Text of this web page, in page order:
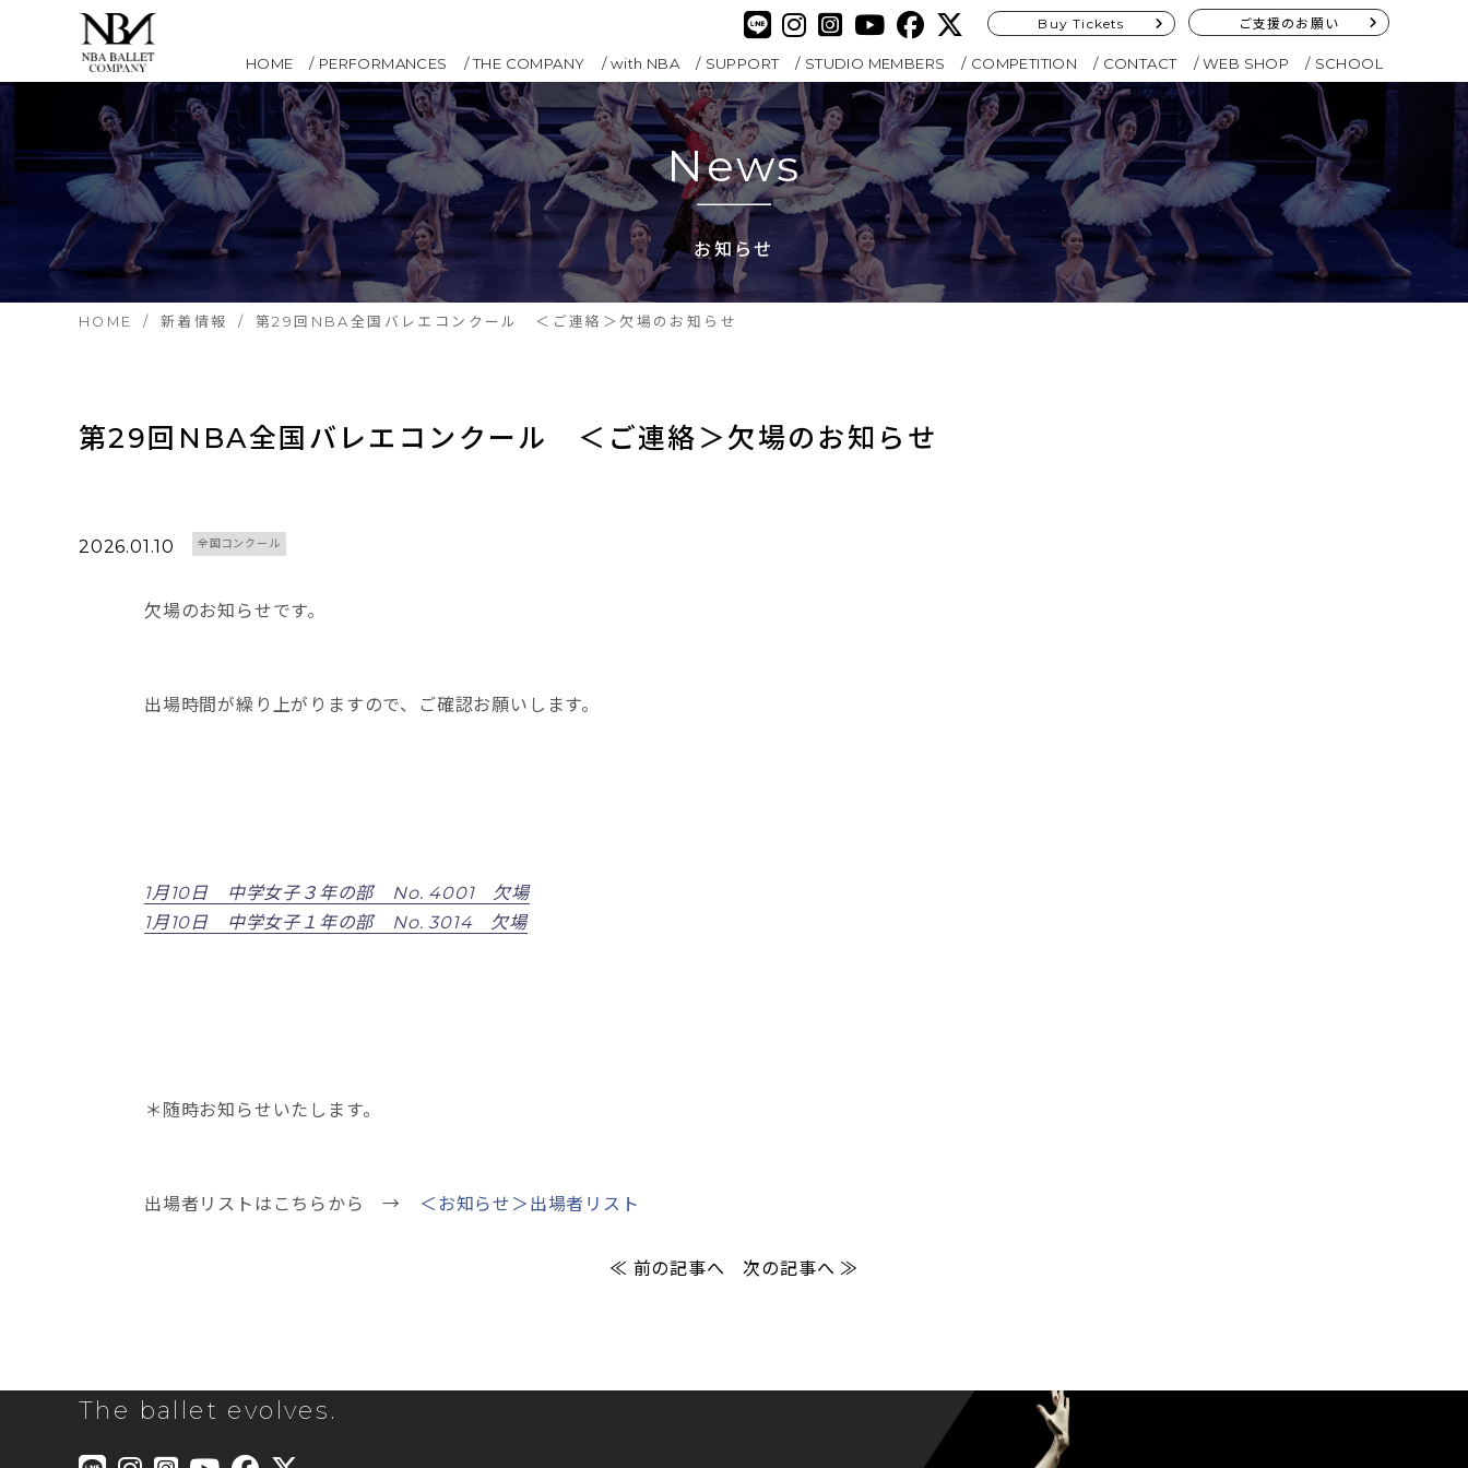
Buy Tickets ご支援のお願い
HOME PERFORMANCES THE COMPANY with NBA SUPPORT STUDIO MEMBERS COMPETITION CONTACT WEB SHOP SCHOOL
News
お知らせ
HOME 新着情報 第29回NBA全国バレエコンクール ＜ご連絡＞欠場のお知らせ
第29回NBA全国バレエコンクール　＜ご連絡＞欠場のお知らせ
2026.01.10 全国コンクール
欠場のお知らせです。
出場時間が繰り上がりますので、ご確認お願いします。
1月10日 中学女子３年の部 No. 4001 欠場
1月10日 中学女子１年の部 No. 3014 欠場
＊随時お知らせいたします。
出場者リストはこちらから → ＜お知らせ＞出場者リスト
≪ 前の記事へ 次の記事へ ≫
The ballet evolves.